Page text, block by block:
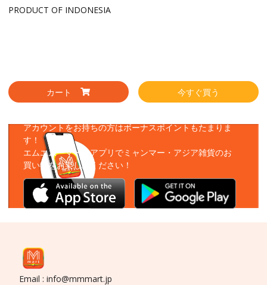
PRODUCT OF INDONESIA
カート 今すぐ買う
アカウントをお持ちの方はボーナスポイントもたまりま
す！
エムエムーマートアプリでミャンマー・アジア雑貨のお
買い物をお楽しみください！
Email : info@mmmart.jp